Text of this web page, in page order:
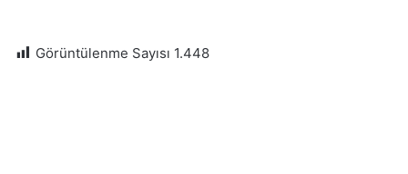
Görüntülenme Sayısı 1.448